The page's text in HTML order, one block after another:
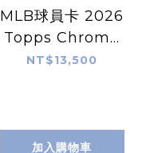
MLB球員卡 2026
Topps Chrome
Baseball -
NT$13,500
加入購物車